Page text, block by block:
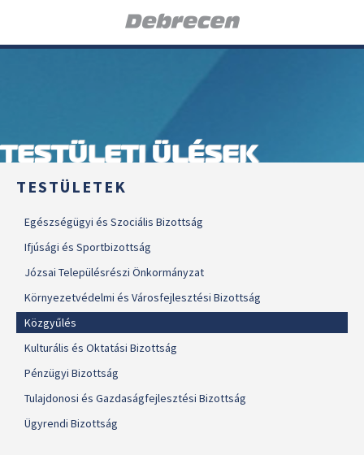
TESTÜLETI ÜLÉSEK
TESTÜLETEK
Egészségügyi és Szociális Bizottság
Ifjúsági és Sportbizottság
Józsai Településrészi Önkormányzat
Környezetvédelmi és Városfejlesztési Bizottság
Közgyűlés
Kulturális és Oktatási Bizottság
Pénzügyi Bizottság
Tulajdonosi és Gazdaságfejlesztési Bizottság
Ügyrendi Bizottság